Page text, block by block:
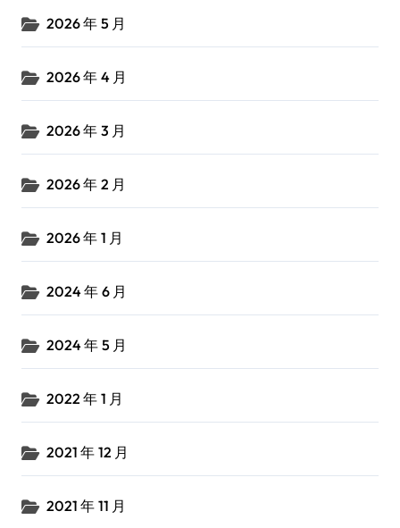
2026 年 5 月
2026 年 4 月
2026 年 3 月
2026 年 2 月
2026 年 1 月
2024 年 6 月
2024 年 5 月
2022 年 1 月
2021 年 12 月
2021 年 11 月